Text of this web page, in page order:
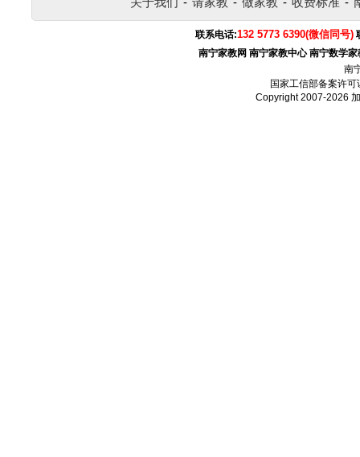
联系电话:132 5773 6390(微信同号)
南宁家教网 南宁家教中心 南宁数学家
南
国家工信部备案许可
Copyright 2007-2026